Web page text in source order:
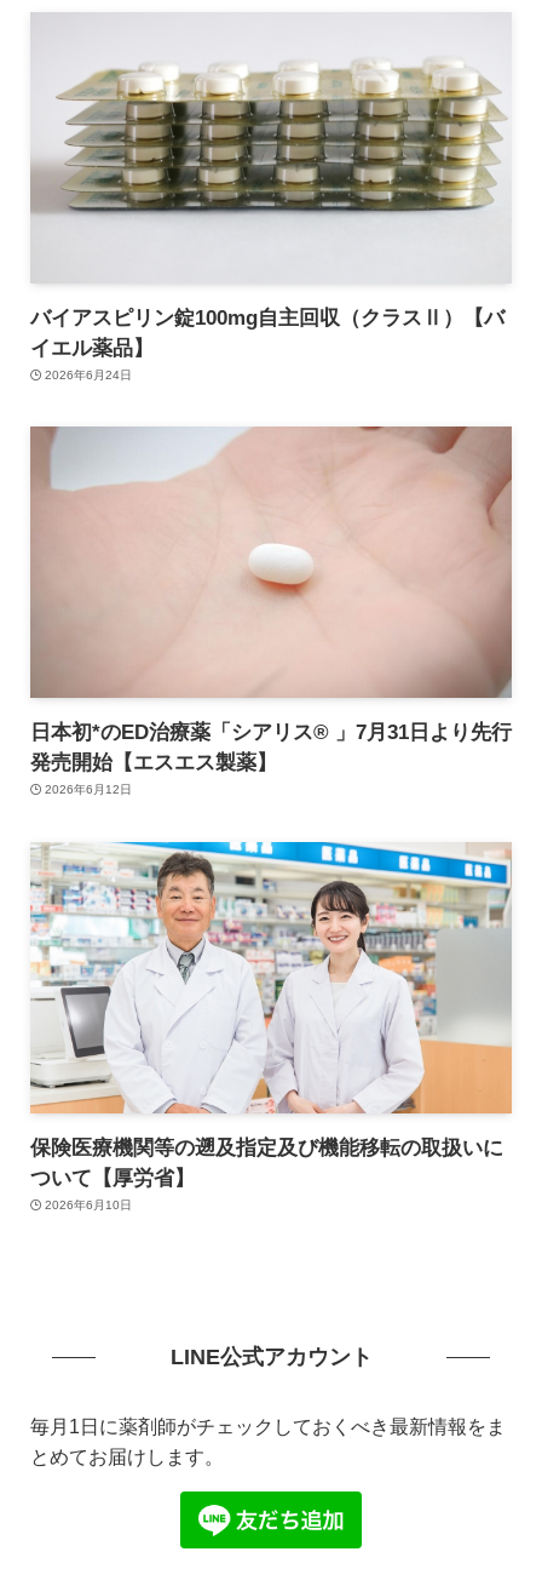
バイアスピリン錠100mg自主回収（クラスⅡ）【バ
イエル薬品】
2026年6月24日
日本初*のED治療薬「シアリス® 」7月31日より先行
発売開始【エスエス製薬】
2026年6月12日
保険医療機関等の遡及指定及び機能移転の取扱いに
ついて【厚労省】
2026年6月10日
LINE公式アカウント
毎月1日に薬剤師がチェックしておくべき最新情報をま
とめてお届けします。